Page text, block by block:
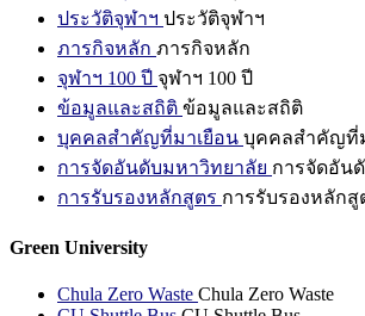
ประวัติจุฬาฯ ประวัติจุฬาฯ
ภารกิจหลัก ภารกิจหลัก
จุฬาฯ 100 ปี จุฬาฯ 100 ปี
ข้อมูลและสถิติ ข้อมูลและสถิติ
บุคคลสำคัญที่มาเยือน บุคคลสำคัญที่
การจัดอันดับมหาวิทยาลัย การจัดอัน
การรับรองหลักสูตร การรับรองหลักสู
Green University
Chula Zero Waste Chula Zero Waste